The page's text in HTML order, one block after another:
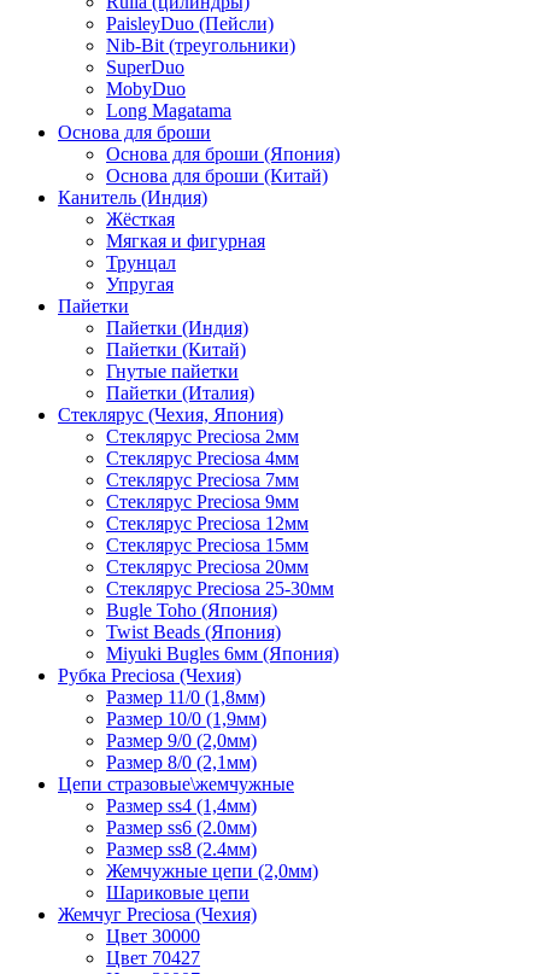
PaisleyDuo (Пейсли)
Nib-Bit (треугольники)
SuperDuo
MobyDuo
Long Magatama
Основа для броши
Основа для броши (Япония)
Основа для броши (Китай)
Канитель (Индия)
Жёсткая
Мягкая и фигурная
Трунцал
Упругая
Пайетки
Пайетки (Индия)
Пайетки (Китай)
Гнутые пайетки
Пайетки (Италия)
Стеклярус (Чехия, Япония)
Стеклярус Preciosa 2мм
Стеклярус Preciosa 4мм
Стеклярус Preciosa 7мм
Стеклярус Preciosa 9мм
Стеклярус Preciosa 12мм
Стеклярус Preciosa 15мм
Стеклярус Preciosa 20мм
Стеклярус Preciosa 25-30мм
Bugle Toho (Япония)
Twist Beads (Япония)
Miyuki Bugles 6мм (Япония)
Рубка Preciosa (Чехия)
Размер 11/0 (1,8мм)
Размер 10/0 (1,9мм)
Размер 9/0 (2,0мм)
Размер 8/0 (2,1мм)
Цепи стразовые\жемчужные
Размер ss4 (1,4мм)
Размер ss6 (2.0мм)
Размер ss8 (2.4мм)
Жемчужные цепи (2,0мм)
Шариковые цепи
Жемчуг Preciosa (Чехия)
Цвет 30000
Цвет 70427